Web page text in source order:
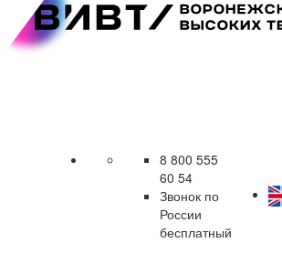
8 800 555
60 54
Звонок по
России
бесплатный